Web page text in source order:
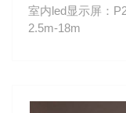
室内led显示屏：
2.5m-18m